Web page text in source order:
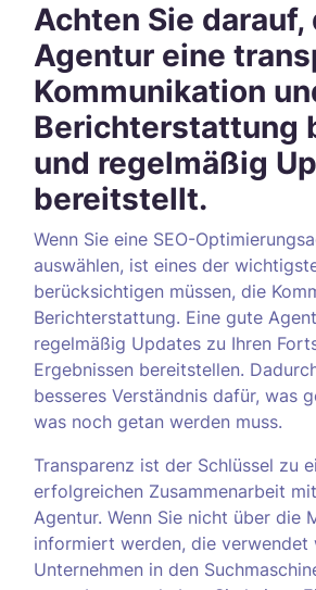
Achten Sie darauf,
Agentur eine
Kommunikation
Berichterstattung
und regelmäßig
bereitstellt.
Wenn Sie eine SEO-
auswählen, ist eines der
berücksichtigen müssen, die
Berichterstattung. Eine gute
regelmäßig Updates zu Ihren
Ergebnissen bereitstellen.
besseres Verständnis dafür, was
was noch getan werden muss.
Transparenz ist der Schlüssel zu
erfolgreichen Zusammenarbeit
Agentur. Wenn Sie nicht über die
informiert werden, die verwendet
Unternehmen in den